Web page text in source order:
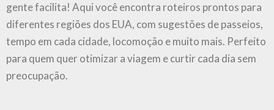
gente facilita! Aqui você encontra roteiros prontos para
diferentes regiões dos EUA, com sugestões de passeios,
tempo em cada cidade, locomoção e muito mais. Perfeito
para quem quer otimizar a viagem e curtir cada dia sem
preocupação.